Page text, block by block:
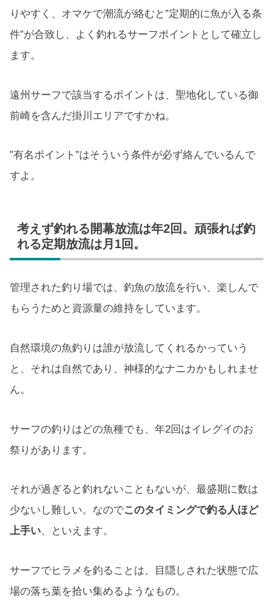
りやすく、オマケで潮流が絡むと”定期的に魚が入る条
件”が合致し、よく釣れるサーフポイントとして確立し
ます。
遠州サーフで該当するポイントは、聖地化している御
前崎を含んだ掛川エリアですかね。
”有名ポイント”はそういう条件が必ず絡んでいるんで
すよ。
考えず釣れる開幕放流は年2回。頑張れば釣
れる定期放流は月1回。
管理された釣り場では、釣魚の放流を行い、楽しんで
もらうためと資源量の維持をしています。
自然環境の魚釣りは誰が放流してくれるかっていう
と、それは自然であり、神様的なナニカかもしれませ
ん。
サーフの釣りはどの魚種でも、年2回はイレグイのお
祭りがあります。
それが過ぎると釣れないこともないが、最盛期に数は
少ないし難しい。なのでこのタイミングで釣る人ほど
上手い、といえます。
サーフでヒラメを釣ることは、目隠しされた状態で広
場の落ち葉を拾い集めるようなもの。